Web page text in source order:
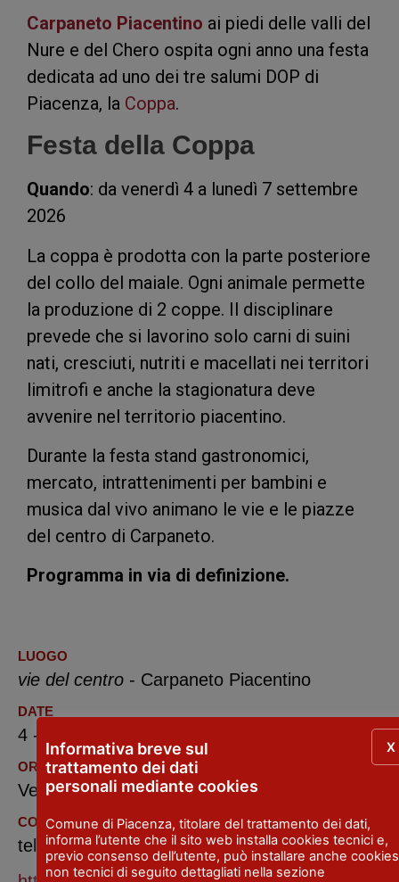
Carpaneto Piacentino ai piedi delle valli del
Nure e del Chero ospita ogni anno una festa
dedicata ad uno dei tre salumi DOP di
Piacenza, la Coppa.
Festa della Coppa
Quando: da venerdì 4 a lunedì 7 settembre
2026
La coppa è prodotta con la parte posteriore
del collo del maiale. Ogni animale permette
la produzione di 2 coppe. Il disciplinare
prevede che si lavorino solo carni di suini
nati, cresciuti, nutriti e macellati nei territori
limitrofi e anche la stagionatura deve
avvenire nel territorio piacentino.
Durante la festa stand gastronomici,
mercato, intrattenimenti per bambini e
musica dal vivo animano le vie e le piazze
del centro di Carpaneto.
Programma in via di definizione.
LUOGO
vie del centro - Carpaneto Piacentino
DATE
4 - 7 settembre 2026
ORARIO
Vedi programma
CONTATTI
telephone: + 39 0523 870997
Informativa breve sul
trattamento dei dati
personali mediante cookies
Comune di Piacenza, titolare del trattamento dei dati,
informa l’utente che il sito web installa cookies tecnici e,
previo consenso dell’utente, può installare anche cookies
non tecnici di seguito dettagliati nella sezione
X